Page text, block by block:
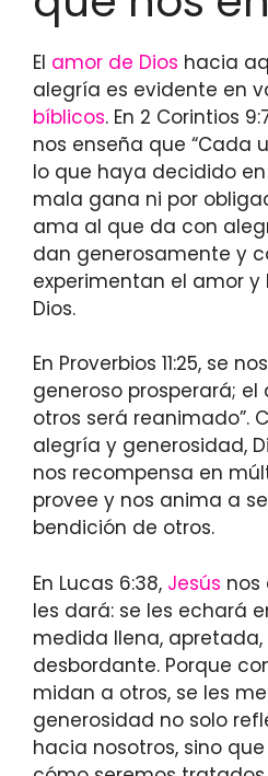
El amor de Dios hacia
alegría es evidente en
bíblicos. En 2 Corintios
nos enseña que “Cada
lo que haya decidido
mala gana ni por
ama al que da con
dan generosamente y
experimentan el amor
Dios.
En Proverbios 11:25, se
generoso prosperará;
otros será reanimado”.
alegría y generosidad,
nos recompensa en
provee y nos anima a
bendición de otros.
En Lucas 6:38, Jesús nos
les dará: se les echará
medida llena,
desbordante. Porque
midan a otros, se les
generosidad no solo
hacia nosotros, sino